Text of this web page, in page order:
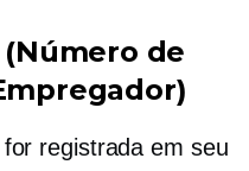
de
registrada em seu